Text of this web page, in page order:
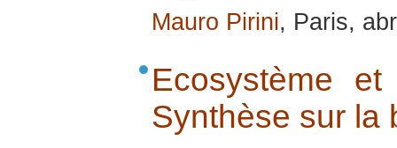
Mauro Pirini, Paris,
Ecosystème
Synthèse sur la